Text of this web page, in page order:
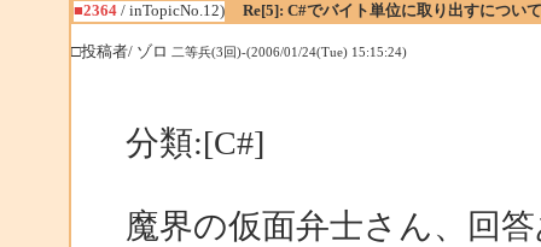
■2364/ inTopicNo.12) Re[5]: C#でバイト単位に取り出すについて
□投稿者/ ゾロ 二等兵(3回)-(2006/01/24(Tue) 15:15:24)
分類:[C#]
魔界の仮面弁士さん、回